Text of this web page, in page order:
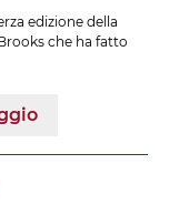
edizione della
che ha fatto